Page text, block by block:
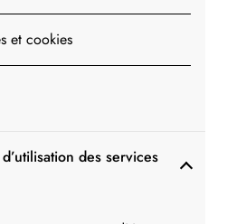
et cookies
des services